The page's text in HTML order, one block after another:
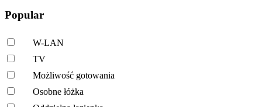
Popular
W-LAN
TV
Możliwość gotowania
Osobne łóżka